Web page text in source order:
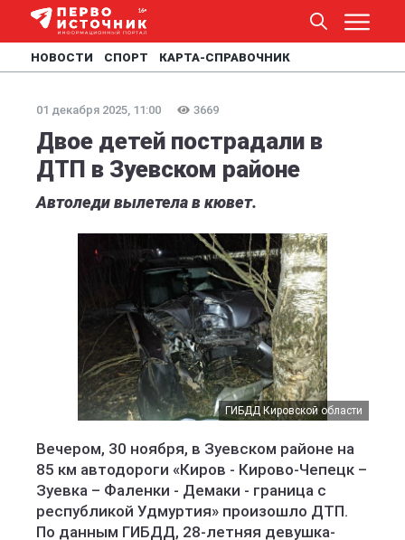
НОВОСТИ СПОРТ КАРТА-СПРАВОЧНИК
01 декабря 2025, 11:00 3669
Двое детей пострадали в
ДТП в Зуевском районе
Автоледи вылетела в кювет.
ГИБДД Кировской области
Вечером, 30 ноября, в Зуевском районе на
85 км автодороги «Киров - Кирово-Чепецк –
Зуевка – Фаленки - Демаки - граница с
республикой Удмуртия» произошло ДТП.
По данным ГИБДД, 28-летняя девушка-